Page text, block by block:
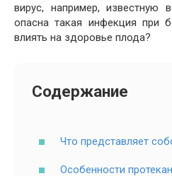
вирус, например, известную
опасна такая инфекция при
влиять на здоровье плода?
Содержание
Что представляет
Особенности